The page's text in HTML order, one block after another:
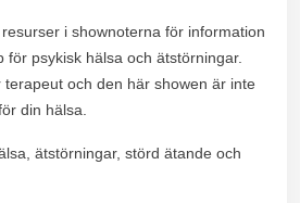
i shownoterna för information
för psykisk hälsa och ätstörningar.
och den här showen är inte
din hälsa.
ätstörningar, störd ätande och